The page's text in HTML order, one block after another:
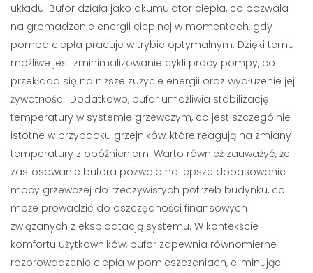
układu. Bufor działa jako akumulator ciepła, co pozwala
na gromadzenie energii cieplnej w momentach, gdy
pompa ciepła pracuje w trybie optymalnym. Dzięki temu
możliwe jest zminimalizowanie cykli pracy pompy, co
przekłada się na niższe zużycie energii oraz wydłużenie jej
żywotności. Dodatkowo, bufor umożliwia stabilizację
temperatury w systemie grzewczym, co jest szczególnie
istotne w przypadku grzejników, które reagują na zmiany
temperatury z opóźnieniem. Warto również zauważyć, że
zastosowanie bufora pozwala na lepsze dopasowanie
mocy grzewczej do rzeczywistych potrzeb budynku, co
może prowadzić do oszczędności finansowych
związanych z eksploatacją systemu. W kontekście
komfortu użytkowników, bufor zapewnia równomierne
rozprowadzenie ciepła w pomieszczeniach, eliminując